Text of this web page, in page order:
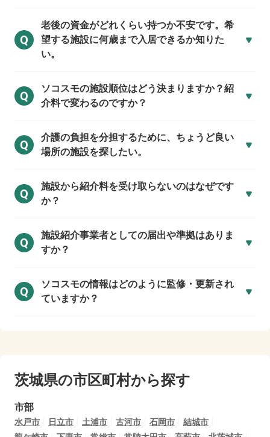
Q
老後の資金がどれくらい持つか不安です。希
望する施設に何歳まで入居できるか知りた
い。
Q
ソコスモの施設順位はどう決まりますか？紹
介料で変わるのですか？
Q
介護の負担を分担するために、ちょうど良い
場所の施設を探したい。
Q
施設から紹介料を受け取らないのはなぜです
か？
Q
施設紹介事業者としての届出や準拠はありま
すか？
Q
ソコスモの情報はどのように監修・更新され
ていますか？
茨城県の市区町村から探す
市部
水戸市 日立市 土浦市 古河市 石岡市
結城市